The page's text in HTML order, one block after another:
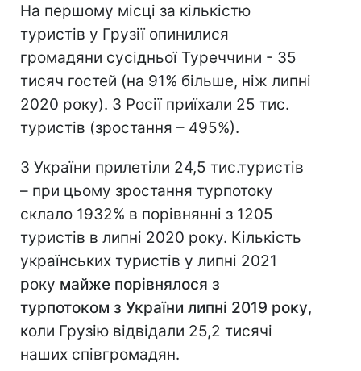
На першому місці за кількістю
туристів у Грузії опинилися
громадяни сусідньої Туреччини - 35
тисяч гостей (на 91% більше, ніж липні
2020 року). З Росії приїхали 25 тис.
туристів (зростання – 495%).
З України прилетіли 24,5 тис.туристів
– при цьому зростання турпотоку
склало 1932% в порівнянні з 1205
туристів в липні 2020 року. Кількість
українських туристів у липні 2021
року майже порівнялося з
турпотоком з України липні 2019 року,
коли Грузію відвідали 25,2 тисячі
наших співгромадян.